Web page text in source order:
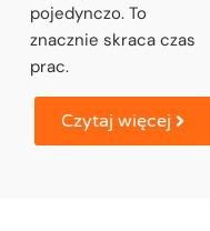
pojedynczo. To
znacznie skraca czas
prac.
Czytaj więcej